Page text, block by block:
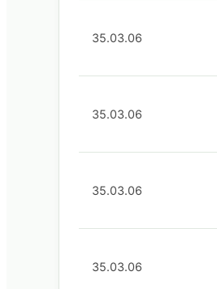
35.03.06
35.03.06
35.03.06
35.03.06